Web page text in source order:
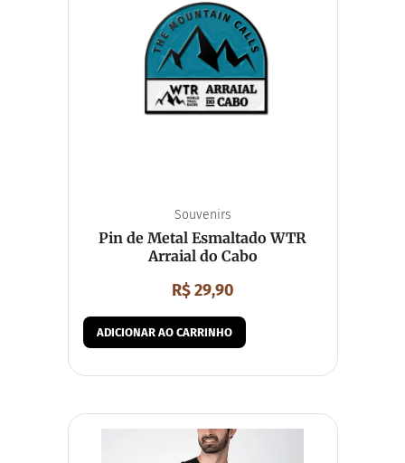
Souvenirs
Pin de Metal Esmaltado WTR
Arraial do Cabo
R$29,90
ADICIONAR AO CARRINHO